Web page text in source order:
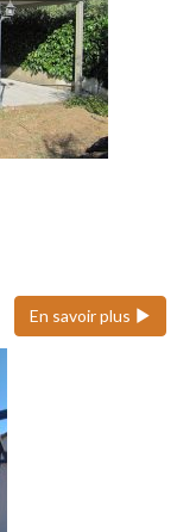
En savoir plus